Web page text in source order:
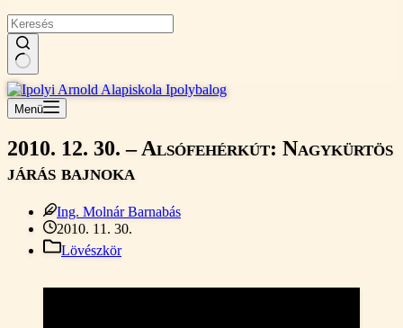
Nincs
találat
Menü
2010. 12. 30. – Alsófehérkút: Nagykürtös
járás bajnoka
Ing. Molnár Barnabás
2010. 11. 30.
Lövészkör